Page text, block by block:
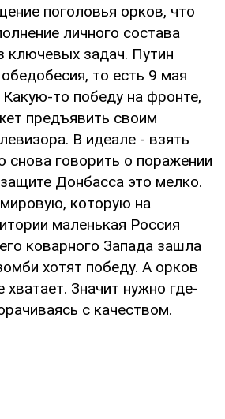
поголовья орков, что
личного состава
ключевых задач. Путин
то есть 9 мая
то победу на фронте,
предъявить своим
В идеале - взять
снова говорить о поражении
Донбасса это мелко.
которую на
маленькая Россия
коварного Запада зашла
хотят победу. А орков
хватает. Значит нужно где-
с качеством.